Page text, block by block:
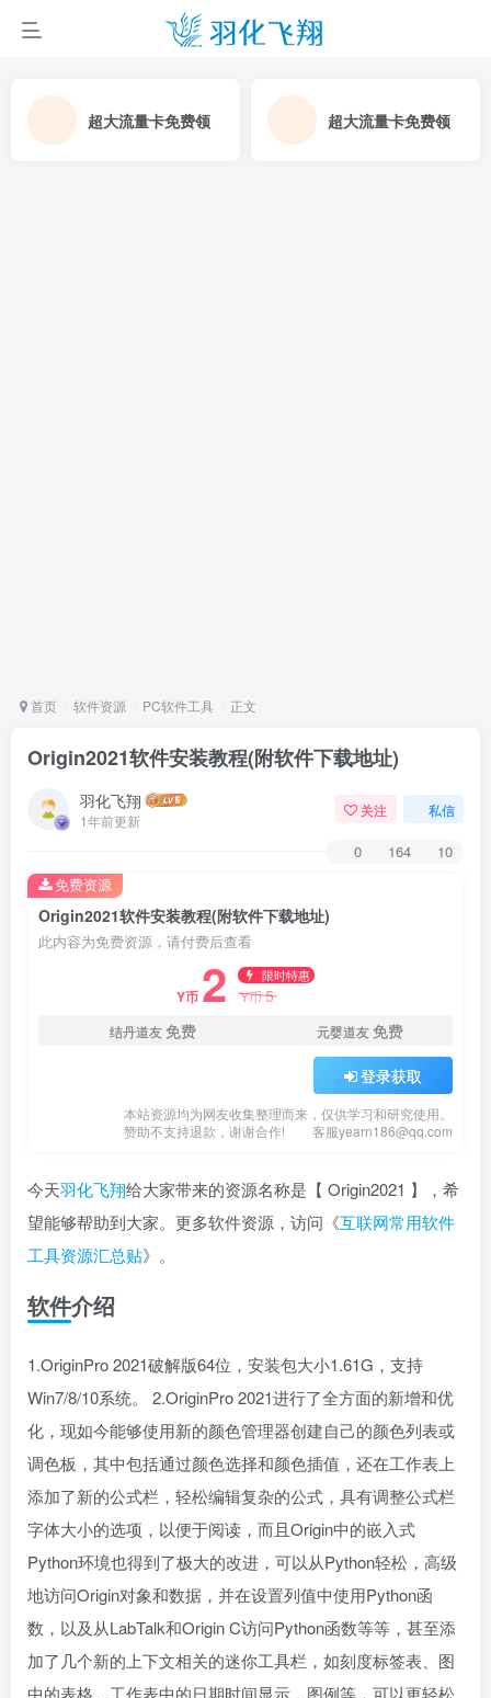
超大流量卡免费领 超大流量卡免费领
首页 软件资源 PC软件工具 正文
Origin2021软件安装教程(附软件下载地址)
羽化飞翔
1年前更新
关注 私信
0 164 10
Origin2021软件安装教程(附软件下载地址)
此内容为免费资源，请付费后查看
Y币 2 限时特惠
Y币5
结丹道友免费 元婴道友免费
登录获取
本站资源均为网友收集整理而来，仅供学习和研究使用。
赞助不支持退款，谢谢合作!
客服yearn186@qq.com
免费资源
今天羽化飞翔给大家带来的资源名称是【 Origin2021 】，希
望能够帮助到大家。更多软件资源，访问《互联网常用软件
工具资源汇总贴》。
软件介绍
1.OriginPro 2021破解版64位，安装包大小1.61G，支持
Win7/8/10系统。 2.OriginPro 2021进行了全方面的新增和优
化，现如今能够使用新的颜色管理器创建自己的颜色列表或
调色板，其中包括通过颜色选择和颜色插值，还在工作表上
添加了新的公式栏，轻松编辑复杂的公式，具有调整公式栏
字体大小的选项，以便于阅读，而且Origin中的嵌入式
Python环境也得到了极大的改进，可以从Python轻松，高级
地访问Origin对象和数据，并在设置列值中使用Python函
数，以及从LabTalk和Origin C访问Python函数等等，甚至添
加了几个新的上下文相关的迷你工具栏，如刻度标签表、图
中的表格、工作表中的日期时间显示，图例等，可以更轻松